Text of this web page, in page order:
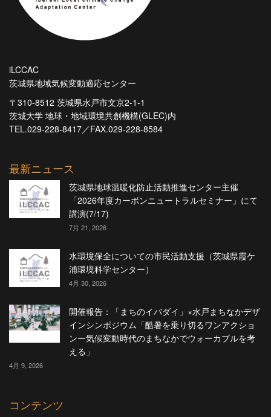
iLCCAC
茨城県地域気候変動適応センター
〒310-8512 茨城県水戸市文京2-1-1
茨城大学 地球・地域環境共創機構(GLEC)内
TEL.029-228-8417／FAX.029-228-8584
最新ニュース
茨城県地球温暖化防止活動推進センター主催
「2026年度カーボンニュートラルセミナー」にて
講演(7/17)
7月 21, 2026
水環境保全についての市民活動支援（茨城県霞ケ
浦環境科学センター）
4月 30, 2026
開催報告：「まちのイバダイ」×水戸まちなかデザ
インシンポジウム「酷暑を乗り切るワンアクショ
ンー気候変動時代のまちなかでウォーカブルを考
える」
4月 9, 2026
コンテンツ